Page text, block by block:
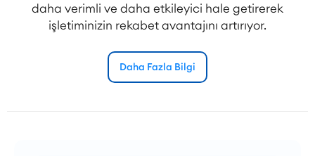
daha verimli ve daha etkileyici hale getirerek
işletiminizin rekabet avantajını artırıyor.
Daha Fazla Bilgi